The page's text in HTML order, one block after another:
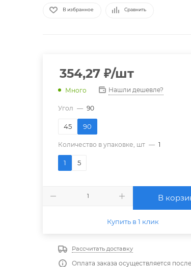
В избранное Сравнить
354,27 ₽/шт
Много Нашли дешевле?
Угол — 90
45 90
Количество в упаковке, шт — 1
1 5
В
Купить в 1 клик
Рассчитать доставку
Оплата заказа осуществляется